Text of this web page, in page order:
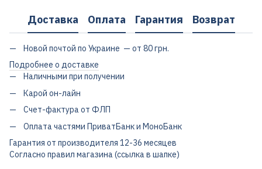
Доставка Оплата Гарантия Возврат
Новой почтой по Украине — от 80 грн.
Подробнее о доставке
Наличными при получении
Карой он-лайн
Счет-фактура от ФЛП
Оплата частями ПриватБанк и МоноБанк
Гарантия от производителя 12-36 месяцев
Согласно правил магазина (ссылка в шапке)